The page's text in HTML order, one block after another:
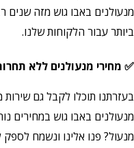
מנעולנים באבו גוש מזה שנים
ביותר עבור הלקוחות שלנו.
✅ מחירי מנעולנים ללא
בעזרתנו תוכלו לקבל גם שירות
מנעולנים באבו גוש במחירים
מנעול? פנו אלינו ונשמח